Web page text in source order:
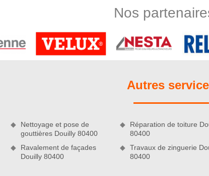
travaux de réparation de la toiture. Enfin, nous
types de peinture de toit
vous pouvez confier votre projet de peinture sur
dans un total respect des règles de l’art. Comptez sur
Nos
Autres
Nettoyage et pose de
gouttières Douilly 80400
Ravalement de façades
Douilly 80400
Réparation de toiture
80400
Travaux de zinguerie
80400